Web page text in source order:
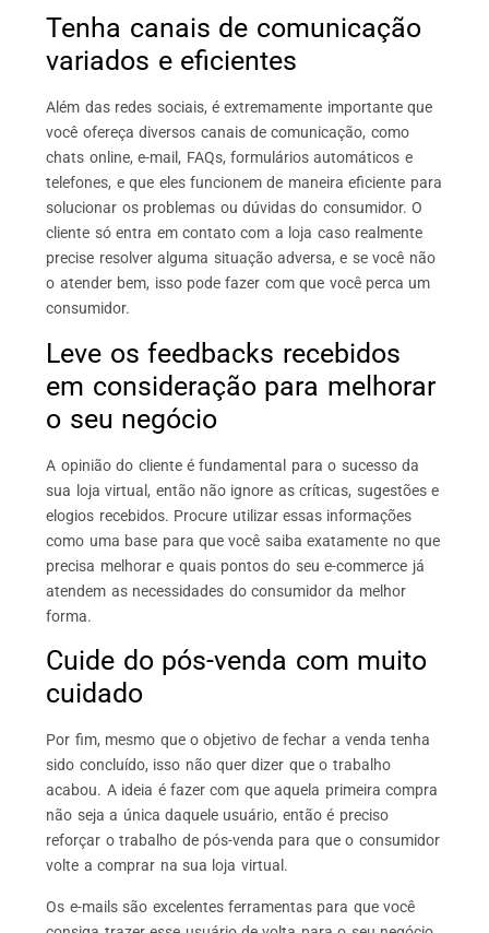
Tenha canais de comunicação
variados e eficientes
Além das redes sociais, é extremamente importante que
você ofereça diversos canais de comunicação, como
chats online, e-mail, FAQs, formulários automáticos e
telefones, e que eles funcionem de maneira eficiente para
solucionar os problemas ou dúvidas do consumidor. O
cliente só entra em contato com a loja caso realmente
precise resolver alguma situação adversa, e se você não
o atender bem, isso pode fazer com que você perca um
consumidor.
Leve os feedbacks recebidos
em consideração para melhorar
o seu negócio
A opinião do cliente é fundamental para o sucesso da
sua loja virtual, então não ignore as críticas, sugestões e
elogios recebidos. Procure utilizar essas informações
como uma base para que você saiba exatamente no que
precisa melhorar e quais pontos do seu e-commerce já
atendem as necessidades do consumidor da melhor
forma.
Cuide do pós-venda com muito
cuidado
Por fim, mesmo que o objetivo de fechar a venda tenha
sido concluído, isso não quer dizer que o trabalho
acabou. A ideia é fazer com que aquela primeira compra
não seja a única daquele usuário, então é preciso
reforçar o trabalho de pós-venda para que o consumidor
volte a comprar na sua loja virtual.
Os e-mails são excelentes ferramentas para que você